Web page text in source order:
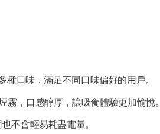
口味，滿足不同口味偏好的用戶。
霧，口感醇厚，讓吸食體驗更加愉悅。
不會輕易耗盡電量。